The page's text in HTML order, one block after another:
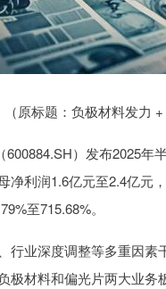
（原标题：负极材料发力
）发布2025
净利润1.6亿元至2.4亿元
至715.68%。
行业深度调整等多重因
极材料和偏光片两大业